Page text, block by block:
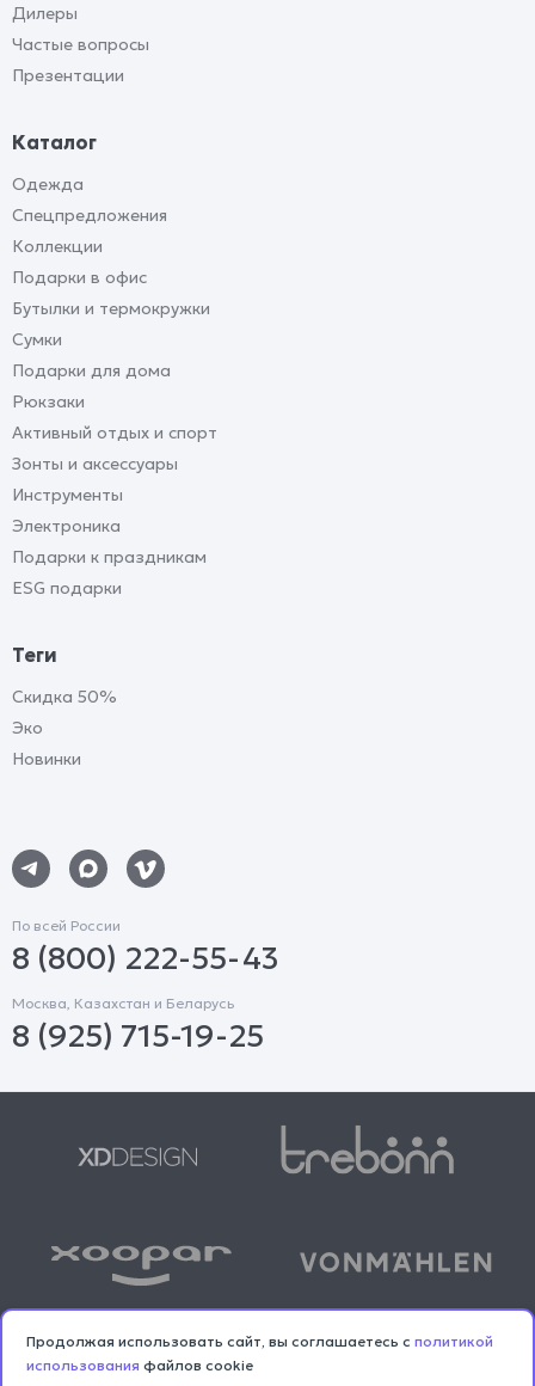
Дилеры
Частые вопросы
Презентации
Каталог
Одежда
Спецпредложения
Коллекции
Подарки в офис
Бутылки и термокружки
Сумки
Подарки для дома
Рюкзаки
Активный отдых и спорт
Зонты и аксессуары
Инструменты
Электроника
Подарки к праздникам
ESG подарки
Теги
Скидка 50%
Эко
Новинки
По всей России
8 (800) 222-55-43
Москва, Казахстан и Беларусь
8 (925) 715-19-25
Продолжая использовать сайт, вы соглашаетесь с политикой
использования файлов cookie